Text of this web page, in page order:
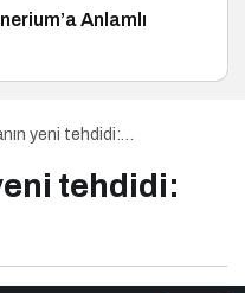
Anlamlı
yeni tehdidi:
tehdidi: